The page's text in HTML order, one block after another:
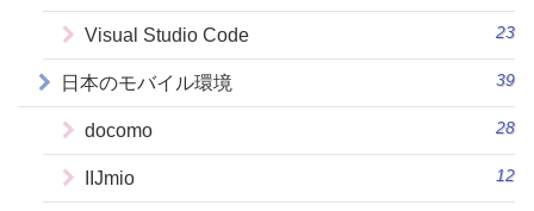
Visual Studio Code 23
日本のモバイル環境 39
docomo 28
IIJmio 12